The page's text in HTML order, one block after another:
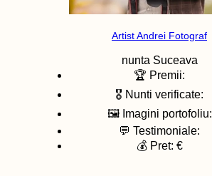
Artist Andrei Fotograf
nunta Suceava
🏆 Premii:
🎖️ Nunti verificate:
🖼️ Imagini portofoliu:
💬 Testimoniale:
💰 Pret: €